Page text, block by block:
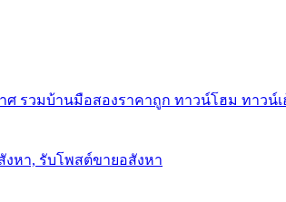
ศ รวมบ้านมือสองราคาถูก ทาวน์โฮม ทาว
งหา, รับโพสต์ขายอสังหา